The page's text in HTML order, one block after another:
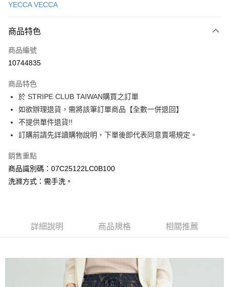
3 期 0 利率 每期
合作金庫商業銀行
上海商業儲蓄銀行
臺灣中小企業銀行
匯豐（台灣）商業銀行
華泰商業銀行
聯邦商業銀行
遠東國際商業銀行
元大商業銀行
玉山商業銀行
星展（台灣）商業銀行
台灣樂天信用卡公司
超商取貨付款
LINE Pay
Apple Pay
街口支付
悠遊付
大哥付你分期
相關說明
【大哥付你分期使用說明】
成交易。
3.實際核准額度、可分期數及費用金額請依後續交易確認頁面所載為準。
法說明評估內容。
1.分期款項不併入電信帳單，「大哥付你分期」於每月結算日後寄送繳費提
AFTEE先享後付是「在收到商品之後才付款」的支付方式。 讓您購物簡單
３．安心：先確認商品／服務後，再付款。
【「AFTEE先享後付」結帳流程】
ATM付款
每筆NT$60，滿NT$388(含以上)免運費
YECCA VECCA
商品特色
商品編號
10744835
商品特色
於 STRIPE CLUB TAIWAN購買之訂單
如欲辦理退貨，需將該筆訂單商品【全數一併退回】
不提供單件退貨!!
訂購前請先詳讀購物說明，下單後即代表同意賣場規定。
銷售重點
商品識別碼：07C25122LC0B100
洗滌方式：需手洗。
詳細說明 商品規格 相關推薦